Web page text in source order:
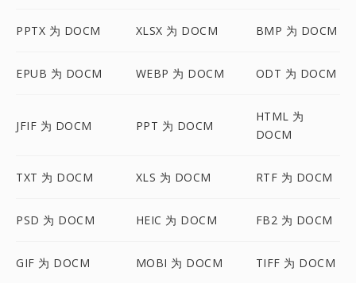
PPTX 为 DOCM XLSX 为 DOCM BMP 为 DOCM
EPUB 为 DOCM WEBP 为 DOCM ODT 为 DOCM
JFIF 为 DOCM PPT 为 DOCM
HTML 为
DOCM
TXT 为 DOCM XLS 为 DOCM RTF 为 DOCM
PSD 为 DOCM HEIC 为 DOCM FB2 为 DOCM
GIF 为 DOCM MOBI 为 DOCM TIFF 为 DOCM